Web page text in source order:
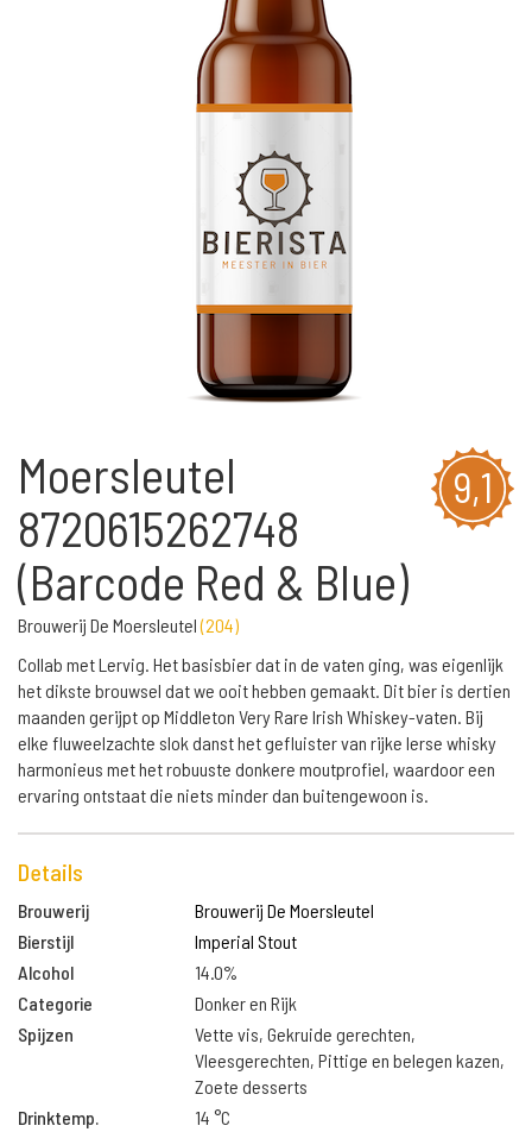
9,1
Moersleutel
8720615262748
(Barcode Red & Blue)
Brouwerij De Moersleutel(204)
Collab met Lervig. Het basisbier dat in de vaten ging, was eigenlijk
het dikste brouwsel dat we ooit hebben gemaakt. Dit bier is dertien
maanden gerijpt op Middleton Very Rare Irish Whiskey-vaten. Bij
elke fluweelzachte slok danst het gefluister van rijke Ierse whisky
harmonieus met het robuuste donkere moutprofiel, waardoor een
ervaring ontstaat die niets minder dan buitengewoon is.
Details
Brouwerij
Brouwerij De Moersleutel
Bierstijl
Imperial Stout
Alcohol
14.0%
Categorie
Donker en Rijk
Spijzen
Vette vis, Gekruide gerechten,
Vleesgerechten, Pittige en belegen kazen,
Zoete desserts
Drinktemp.
14 °C